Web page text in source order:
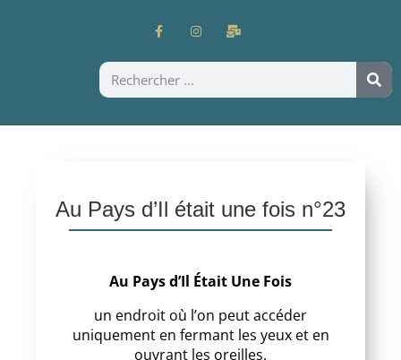
Au Pays d’Il était une fois n°23
Au Pays d’Il Était Une Fois
un endroit où l’on peut accéder
uniquement en fermant les yeux et en
ouvrant les oreilles.